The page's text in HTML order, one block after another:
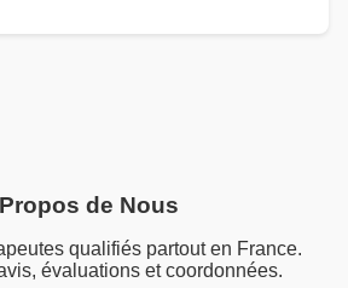
de Nous
qualifiés partout en France.
évaluations et coordonnées.